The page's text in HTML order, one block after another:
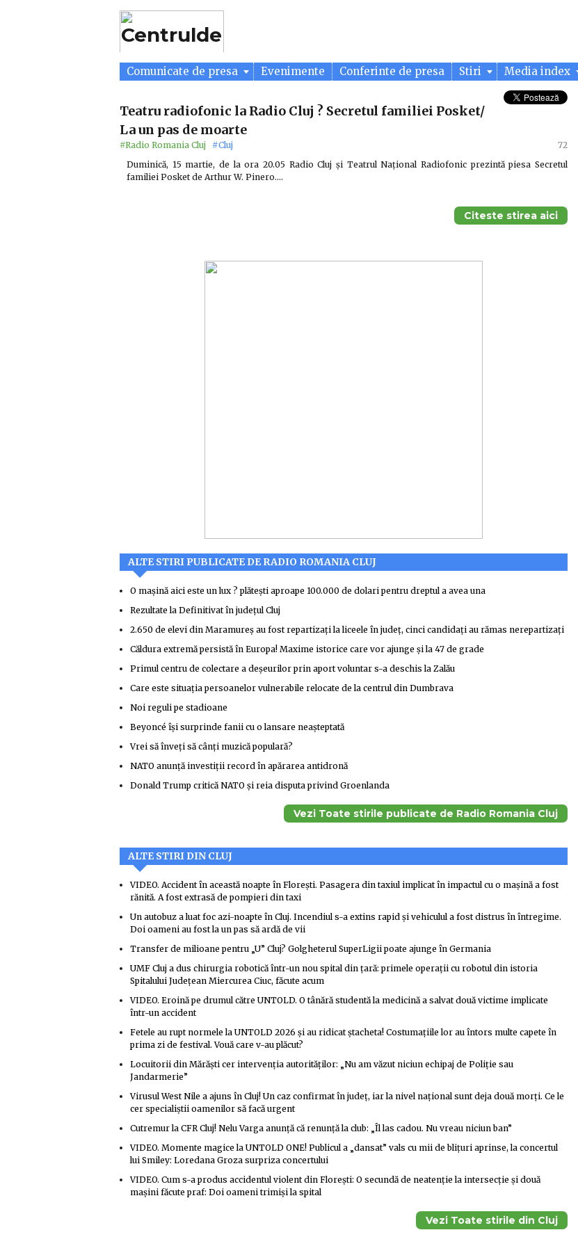
Comunicate de presa Evenimente Conferinte de presa Stiri Media index
Teatru radiofonic la Radio Cluj ? Secretul familiei Posket/
La un pas de moarte
#Radio Romania Cluj #Cluj
72
Duminică, 15 martie, de la ora 20.05 Radio Cluj și Teatrul Naţional Radiofonic prezintă piesa Secretul
familiei Posket de Arthur W. Pinero.…
Citeste stirea aici
ALTE STIRI PUBLICATE DE RADIO ROMANIA CLUJ
O mașină aici este un lux ? plătești aproape 100.000 de dolari pentru dreptul a avea una
Rezultate la Definitivat în județul Cluj
2.650 de elevi din Maramureș au fost repartizați la liceele în județ, cinci candidați au rămas nerepartizați
Căldura extremă persistă în Europa! Maxime istorice care vor ajunge şi la 47 de grade
Primul centru de colectare a deșeurilor prin aport voluntar s-a deschis la Zalău
Care este situația persoanelor vulnerabile relocate de la centrul din Dumbrava
Noi reguli pe stadioane
Beyoncé își surprinde fanii cu o lansare neașteptată
Vrei să înveți să cânți muzică populară?
NATO anunță investiții record în apărarea antidronă
Donald Trump critică NATO și reia disputa privind Groenlanda
Vezi Toate stirile publicate de Radio Romania Cluj
ALTE STIRI DIN CLUJ
VIDEO. Accident în această noapte în Florești. Pasagera din taxiul implicat în impactul cu o mașină a fost
rănită. A fost extrasă de pompieri din taxi
Un autobuz a luat foc azi-noapte în Cluj. Incendiul s-a extins rapid și vehiculul a fost distrus în întregime.
Doi oameni au fost la un pas să ardă de vii
Transfer de milioane pentru „U” Cluj? Golgheterul SuperLigii poate ajunge în Germania
UMF Cluj a dus chirurgia robotică într-un nou spital din țară: primele operații cu robotul din istoria
Spitalului Județean Miercurea Ciuc, făcute acum
VIDEO. Eroină pe drumul către UNTOLD. O tânără studentă la medicină a salvat două victime implicate
într-un accident
Fetele au rupt normele la UNTOLD 2026 și au ridicat ștacheta! Costumațiile lor au întors multe capete în
prima zi de festival. Vouă care v-au plăcut?
Locuitorii din Mărăști cer intervenția autorităților: „Nu am văzut niciun echipaj de Poliție sau
Jandarmerie”
Virusul West Nile a ajuns în Cluj! Un caz confirmat în județ, iar la nivel național sunt deja două morți. Ce le
cer specialiștii oamenilor să facă urgent
Cutremur la CFR Cluj! Nelu Varga anunță că renunță la club: „Îl las cadou. Nu vreau niciun ban”
VIDEO. Momente magice la UNTOLD ONE! Publicul a „dansat” vals cu mii de blițuri aprinse, la concertul
lui Smiley: Loredana Groza surpriza concertului
VIDEO. Cum s-a produs accidentul violent din Florești: O secundă de neatenție la intersecție și două
mașini făcute praf: Doi oameni trimiși la spital
Vezi Toate stirile din Cluj